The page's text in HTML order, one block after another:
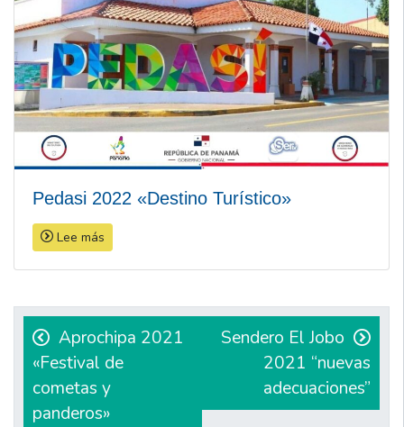
Pedasi 2022 «Destino Turístico»
Lee más
Navegación
de
entradas
Aprochipa 2021
«Festival de
cometas y
panderos»
Sendero El Jobo
2021 “nuevas
adecuaciones”